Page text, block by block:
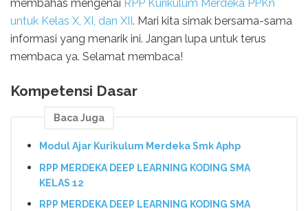
membahas mengenai RPP Kurikulum Merdeka PPKn
untuk Kelas X, XI, dan XII . Mari kita simak bersama-sama
informasi yang menarik ini. Jangan lupa untuk terus
membaca ya. Selamat membaca!
Kompetensi Dasar
Baca Juga
Modul Ajar Kurikulum Merdeka Smk Aphp
RPP MERDEKA DEEP LEARNING KODING SMA
KELAS 12
RPP MERDEKA DEEP LEARNING KODING SMA